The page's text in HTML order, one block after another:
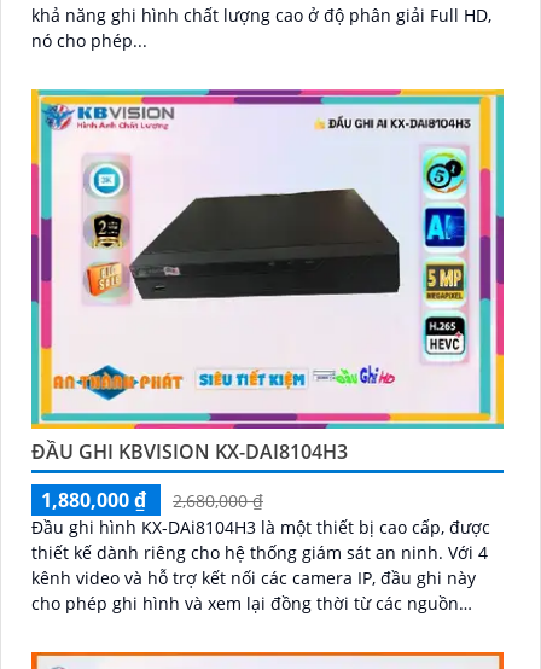
khả năng ghi hình chất lượng cao ở độ phân giải Full HD,
nó cho phép...
ĐẦU GHI KBVISION KX-DAI8104H3
1,880,000 ₫
2,680,000 ₫
Đầu ghi hình KX-DAi8104H3 là một thiết bị cao cấp, được
thiết kế dành riêng cho hệ thống giám sát an ninh. Với 4
kênh video và hỗ trợ kết nối các camera IP, đầu ghi này
cho phép ghi hình và xem lại đồng thời từ các nguồn